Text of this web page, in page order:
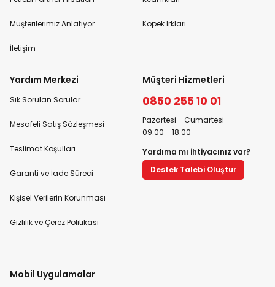
Müşterilerimiz Anlatıyor
İletişim
Köpek Irkları
Yardım Merkezi
Sık Sorulan Sorular
Mesafeli Satış Sözleşmesi
Teslimat Koşulları
Garanti ve İade Süreci
Kişisel Verilerin Korunması
Gizlilik ve Çerez Politikası
Müşteri Hizmetleri
0850 255 10 01
Pazartesi - Cumartesi
09:00 - 18:00
Yardıma mı ihtiyacınız var?
Destek Talebi Oluştur
Mobil Uygulamalar